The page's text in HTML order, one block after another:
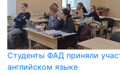
Студенты ФАД приняли
английском языке